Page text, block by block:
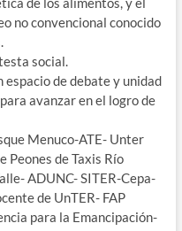
no convencional conocido
social.
espacio de debate y unidad
avanzar en el logro de
Menuco-ATE- Unter
Peones de Taxis Río
ADUNC- SITER-Cepa-
de UnTER- FAP
para la Emancipación-